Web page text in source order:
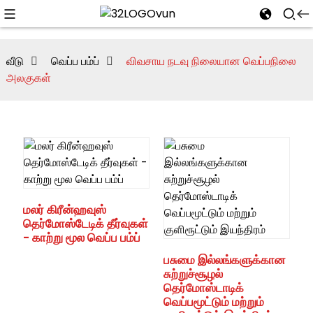
வீடு வெப்ப பம்ப்
விவசாய நடவு நிலையான வெப்பநிலை
அலகுகள்
மலர் கிரீன்ஹவுஸ்
தெர்மோஸ்டேடிக் தீர்வுகள்
- காற்று மூல வெப்ப பம்ப்
பசுமை இல்லங்களுக்கான
சுற்றுச்சூழல்
தெர்மோஸ்டாடிக்
வெப்பமூட்டும் மற்றும்